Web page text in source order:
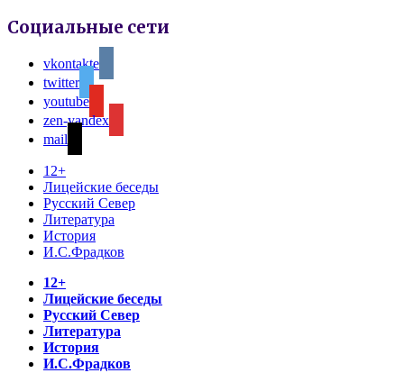
Социальные сети
vkontakte
twitter
youtube
zen-yandex
mail
12+
Лицейские беседы
Русский Север
Литература
История
И.С.Фрадков
12+
Лицейские беседы
Русский Север
Литература
История
И.С.Фрадков